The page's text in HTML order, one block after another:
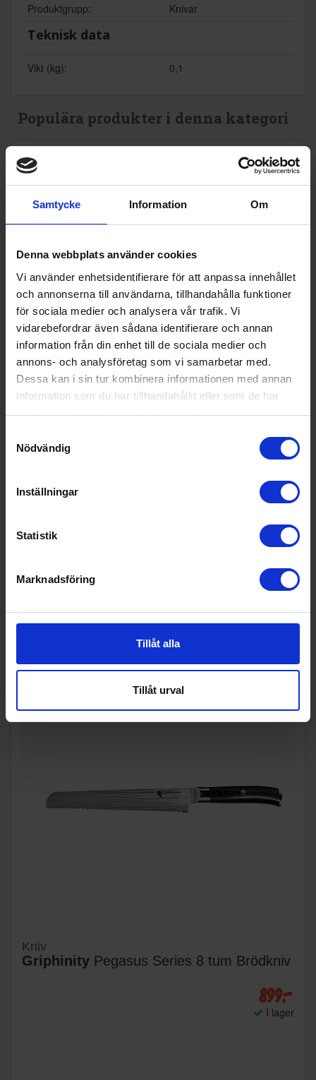
Samtycke Information Om
Denna webbplats använder cookies
Vi använder enhetsidentifierare för att anpassa innehållet
och annonserna till användarna, tillhandahålla funktioner
för sociala medier och analysera vår trafik. Vi
vidarebefordrar även sådana identifierare och annan
information från din enhet till de sociala medier och
annons- och analysföretag som vi samarbetar med.
Dessa kan i sin tur kombinera informationen med annan
information som du har tillhandahållit eller som de har
samlat in när du har använt deras tjänster.
Nödvändig
Inställningar
Statistik
Marknadsföring
Tillåt alla
Tillåt urval
Produktgrupp: Knivar
Teknisk data
Vikt (kg): 0,1
Populära produkter i denna kategori
Kniv
Kniv
989:-
Kniv
Griphinity Pegasus Series 8 tum Brödkniv
899:-
I lager